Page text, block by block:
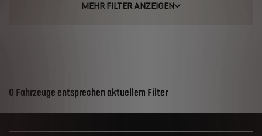
MEHR FILTER ANZEIGEN
Suchergebnisse
0 Fahrzeuge entsprechen aktuellem Filter